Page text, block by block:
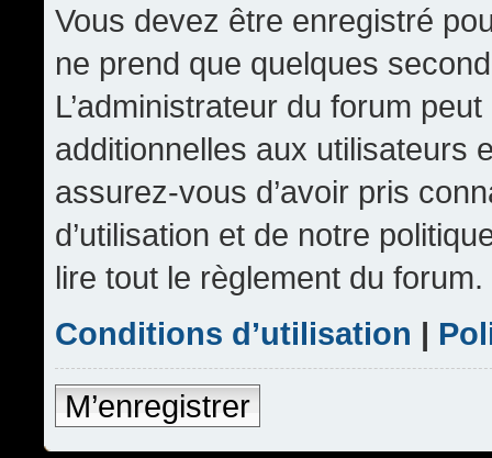
Vous devez être enregistré
ne prend que quelques
L’administrateur du forum
additionnelles aux utilisateurs
assurez-vous d’avoir pris
d’utilisation et de notre
lire tout le règlement du forum.
Conditions d’utilisation |
M’enregistrer